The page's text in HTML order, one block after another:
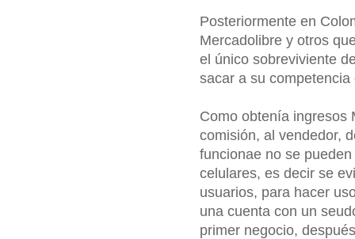
Posteriormente en
Mercadolibre y otros
el único sobreviviente
sacar a su
Como obtenía ingresos
comisión, al vendedor,
funcionae no se
celulares, es decir se
usuarios, para hacer
una cuenta con un
primer negocio,